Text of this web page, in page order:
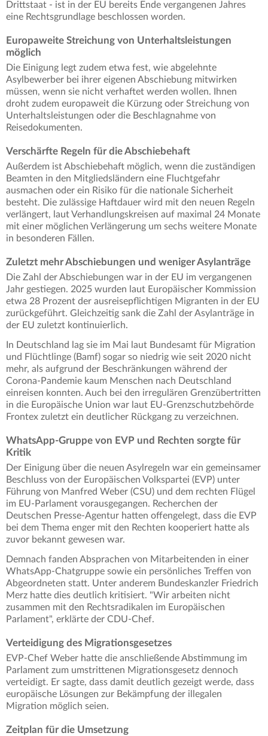
Drittstaat - ist in der EU bereits Ende vergangenen Jahres
eine Rechtsgrundlage beschlossen worden.
Europaweite Streichung von Unterhaltsleistungen
möglich
Die Einigung legt zudem etwa fest, wie abgelehnte
Asylbewerber bei ihrer eigenen Abschiebung mitwirken
müssen, wenn sie nicht verhaftet werden wollen. Ihnen
droht zudem europaweit die Kürzung oder Streichung von
Unterhaltsleistungen oder die Beschlagnahme von
Reisedokumenten.
Verschärfte Regeln für die Abschiebehaft
Außerdem ist Abschiebehaft möglich, wenn die zuständigen
Beamten in den Mitgliedsländern eine Fluchtgefahr
ausmachen oder ein Risiko für die nationale Sicherheit
besteht. Die zulässige Haftdauer wird mit den neuen Regeln
verlängert, laut Verhandlungskreisen auf maximal 24 Monate
mit einer möglichen Verlängerung um sechs weitere Monate
in besonderen Fällen.
Zuletzt mehr Abschiebungen und weniger Asylanträge
Die Zahl der Abschiebungen war in der EU im vergangenen
Jahr gestiegen. 2025 wurden laut Europäischer Kommission
etwa 28 Prozent der ausreisepflichtigen Migranten in der EU
zurückgeführt. Gleichzeitig sank die Zahl der Asylanträge in
der EU zuletzt kontinuierlich.
In Deutschland lag sie im Mai laut Bundesamt für Migration
und Flüchtlinge (Bamf) sogar so niedrig wie seit 2020 nicht
mehr, als aufgrund der Beschränkungen während der
Corona-Pandemie kaum Menschen nach Deutschland
einreisen konnten. Auch bei den irregulären Grenzübertritten
in die Europäische Union war laut EU-Grenzschutzbehörde
Frontex zuletzt ein deutlicher Rückgang zu verzeichnen.
WhatsApp-Gruppe von EVP und Rechten sorgte für
Kritik
Der Einigung über die neuen Asylregeln war ein gemeinsamer
Beschluss von der Europäischen Volkspartei (EVP) unter
Führung von Manfred Weber (CSU) und dem rechten Flügel
im EU-Parlament vorausgegangen. Recherchen der
Deutschen Presse-Agentur hatten offengelegt, dass die EVP
bei dem Thema enger mit den Rechten kooperiert hatte als
zuvor bekannt gewesen war.
Demnach fanden Absprachen von Mitarbeitenden in einer
WhatsApp-Chatgruppe sowie ein persönliches Treffen von
Abgeordneten statt. Unter anderem Bundeskanzler Friedrich
Merz hatte dies deutlich kritisiert. "Wir arbeiten nicht
zusammen mit den Rechtsradikalen im Europäischen
Parlament", erklärte der CDU-Chef.
Verteidigung des Migrationsgesetzes
EVP-Chef Weber hatte die anschließende Abstimmung im
Parlament zum umstrittenen Migrationsgesetz dennoch
verteidigt. Er sagte, dass damit deutlich gezeigt werde, dass
europäische Lösungen zur Bekämpfung der illegalen
Migration möglich seien.
Zeitplan für die Umsetzung